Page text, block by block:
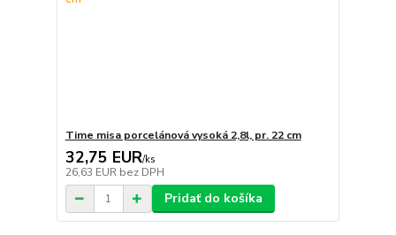
Time misa porcelánová vysoká 2,8l, pr. 22 cm
32,75 EUR/ks
26,63 EUR bez DPH
Pridať do košíka